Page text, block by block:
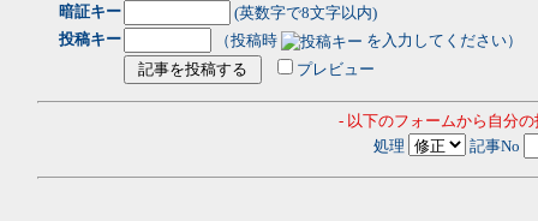
暗証キー
(英数字で8文字以内)
投稿キー
（投稿時
を入力してください）
プレビュー
- 以下のフォームから自分
処理
記事No